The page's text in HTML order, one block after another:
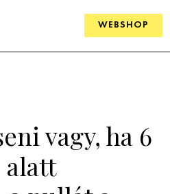
WEBSHOP
vagy, ha 6
alatt